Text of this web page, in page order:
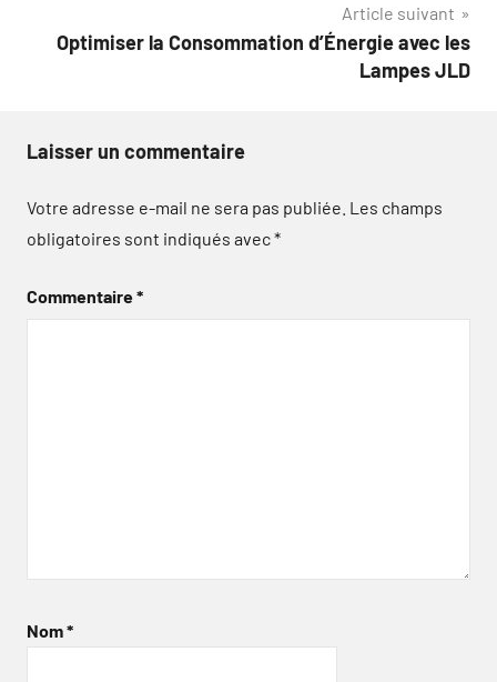
Article suivant
Optimiser la Consommation d’Énergie avec les
Lampes JLD
Laisser un commentaire
Votre adresse e-mail ne sera pas publiée. Les champs
obligatoires sont indiqués avec*
Commentaire*
Nom*